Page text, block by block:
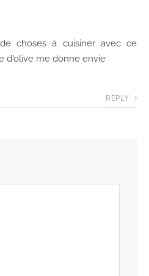
choses à cuisiner avec ce
d'olive me donne envie
REPLY